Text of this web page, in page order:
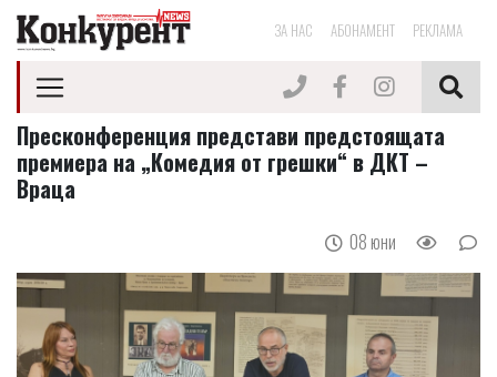
ЗА НАС АБОНАМЕНТ РЕКЛАМА
Пресконференция представи предстоящата
премиера на „Комедия от грешки“ в ДКТ –
Враца
08 юни